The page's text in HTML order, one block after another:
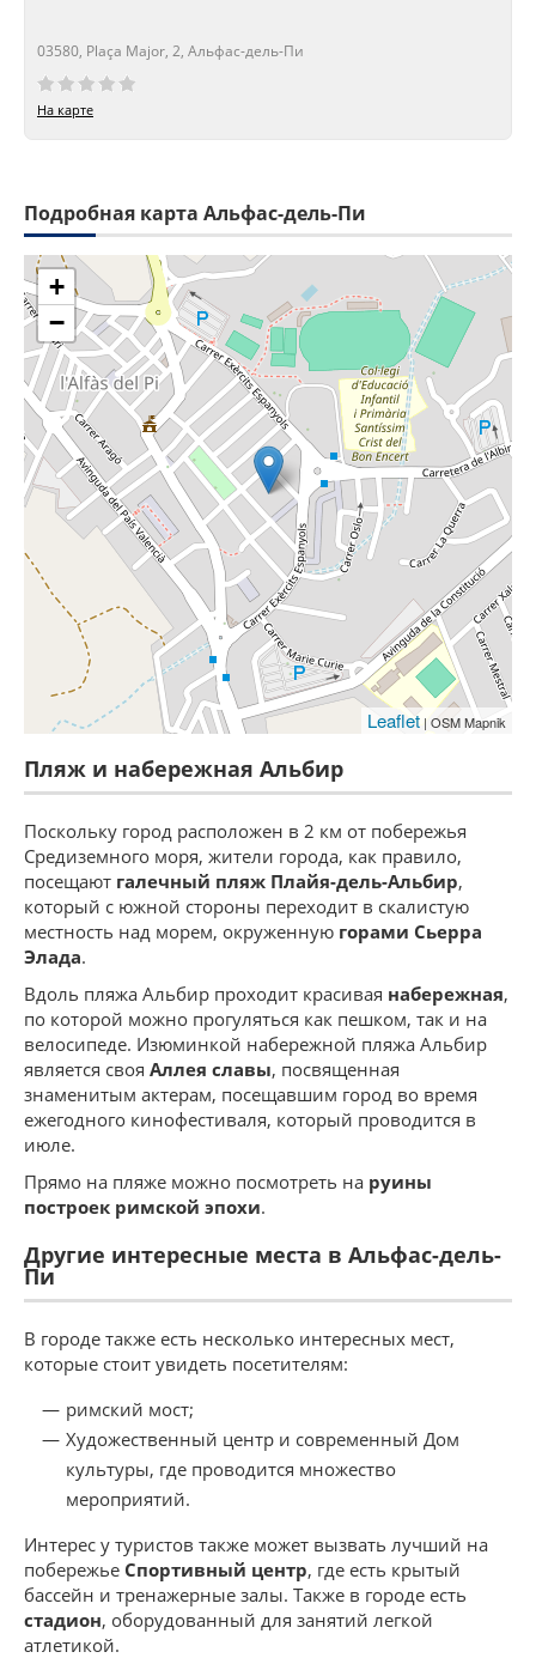
03580, Plaça Major, 2, Альфас-дель-Пи
Сейчас открыто!
Сейчас закрыто!
На карте
Подробная карта Альфас-дель-Пи
+
−
Leaflet | OSM Mapnik
Пляж и набережная Альбир
Поскольку город расположен в 2 км от побережья
Средиземного моря, жители города, как правило,
посещают галечный пляж Плайя-дель-Альбир,
который с южной стороны переходит в скалистую
местность над морем, окруженную горами Сьерра
Элада.
Вдоль пляжа Альбир проходит красивая набережная,
по которой можно прогуляться как пешком, так и на
велосипеде. Изюминкой набережной пляжа Альбир
является своя Аллея славы, посвященная
знаменитым актерам, посещавшим город во время
ежегодного кинофестиваля, который проводится в
июле.
Прямо на пляже можно посмотреть на руины
построек римской эпохи.
Другие интересные места в Альфас-дель-
Пи
В городе также есть несколько интересных мест,
которые стоит увидеть посетителям:
римский мост;
Художественный центр и современный Дом
культуры, где проводится множество
мероприятий.
Интерес у туристов также может вызвать лучший на
побережье Спортивный центр, где есть крытый
бассейн и тренажерные залы. Также в городе есть
стадион, оборудованный для занятий легкой
атлетикой.